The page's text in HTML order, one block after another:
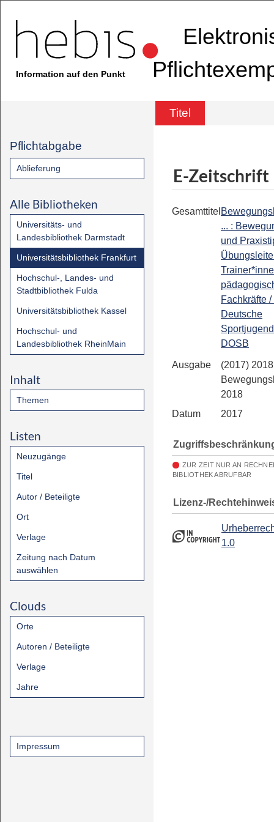
Information auf den Punkt
Titel
Pflichtabgabe
Ablieferung
Alle Bibliotheken
Universitäts- und
Landesbibliothek Darmstadt
Universitätsbibliothek Frankfurt
Hochschul-, Landes- und
Stadtbibliothek Fulda
Universitätsbibliothek Kassel
Hochschul- und
Landesbibliothek RheinMain
Inhalt
Themen
Listen
Neuzugänge
Titel
Autor / Beteiligte
Ort
Verlage
Zeitung nach Datum
auswählen
Clouds
Orte
Autoren / Beteiligte
Verlage
Jahre
Impressum
E-Zeitschrift
Gesamttitel
... :
und
Fachkräfte /
Deutsche
DOSB
Ausgabe
(2017)
2018
Datum
2017
ZUR ZEIT NUR AN
BIBLIOTHEK ABRUFBAR
Lizenz-/
1.0